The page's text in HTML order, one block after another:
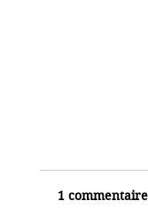
1 commentaire